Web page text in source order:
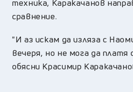
техника, Каракачанов
сравнение.
"И аз искам да изляза с
вечеря, но не мога да платя
обясни Красимир